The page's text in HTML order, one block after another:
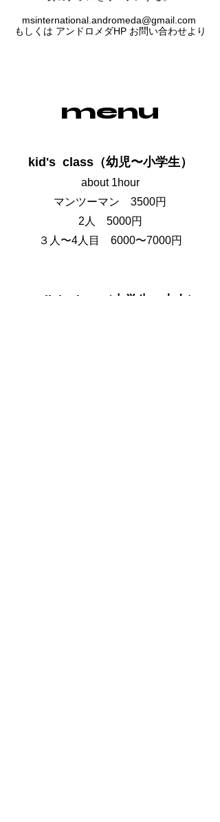
msinternational.andromeda@gmail.com
もしくは アンドロメダHP お問い合わせより
menu
kid's class（幼児〜小学生）
about 1hour
マンツーマン 3500円
2人 5000円
３人〜4人目 6000〜7000円
English class（中学生〜大人）